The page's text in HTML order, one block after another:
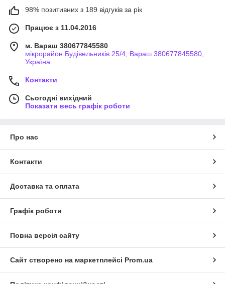
98% позитивних з 189 відгуків за рік
Працює з 11.04.2016
м. Вараш 380677845580
мікрорайон Будівельників 25/4, Вараш 380677845580,
Україна
Контакти
Сьогодні вихідний
Показати весь графік роботи
Про нас
Контакти
Доставка та оплата
Графік роботи
Повна версія сайту
Сайт створено на маркетплейсі Prom.ua